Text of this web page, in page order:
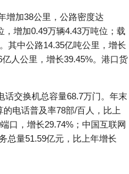
增加38公里，公路密度达
增加0.49万辆4.43万吨位；载
其中公路14.35亿吨公里，增长
人公里，增长39.45%。港口货
话交换机总容量68.7万门。年末
电话普及率78部/百人，比上
口，增长29.74%；中国互联网
总量51.59亿元，比上年增长